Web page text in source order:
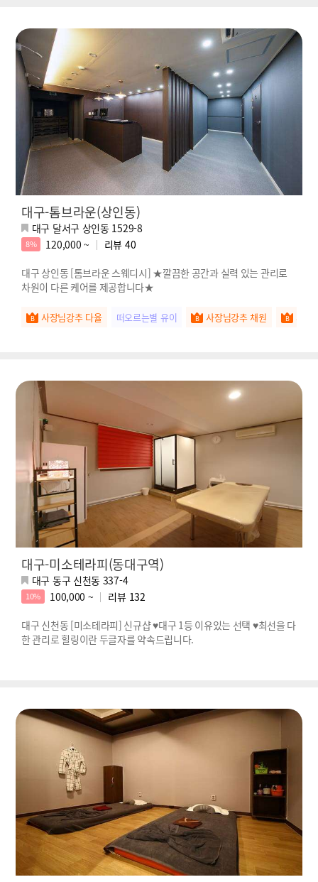
대구-톰브라운(상인동)
대구 달서구 상인동 1529-8
8% 120,000 ~ 리뷰 40
대구 상인동 [톰브라운 스웨디시] ★깔끔한 공간과 실력 있는 관리로
차원이 다른 케어를 제공합니다★
사장님강추 다율 떠오르는별 유이 사장님강추 채원 사장
대구-미소테라피(동대구역)
대구 동구 신천동 337-4
10% 100,000 ~ 리뷰 132
대구 신천동 [미소테라피] 신규샵 ♥대구 1등 이유있는 선택 ♥최선을 다
한 관리로 힐링이란 두글자를 약속드립니다.